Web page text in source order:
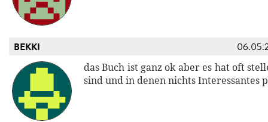
BEKKI
das Buch ist ganz ok aber es hat oft
sind und in denen nichts Interessantes